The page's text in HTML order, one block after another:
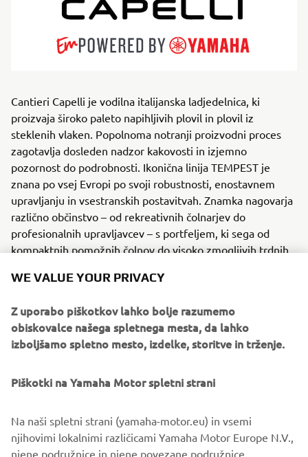
Cantieri Capelli je vodilna italijanska ladjedelnica, ki
proizvaja široko paleto napihljivih plovil in plovil iz
steklenih vlaken. Popolnoma notranji proizvodni proces
zagotavlja dosleden nadzor kakovosti in izjemno
pozornost do podrobnosti. Ikonična linija TEMPEST je
znana po vsej Evropi po svoji robustnosti, enostavnem
upravljanju in vsestranskih postavitvah. Znamka nagovarja
različno občinstvo – od rekreativnih čolnarjev do
profesionalnih upravljavcev – s portfeljem, ki sega od
kompaktnih pomožnih čolnov do visoko zmogljivih trdnih
Vsak model združuje italijanski slog z zanesljivo
zmogljivostjo, blesti pri križarjenju,
potapljanju ali zahtevnih profesionalnih nalogah. Capelli, ki
ga poganja R&D ter najnaprednejša
na vodi.
WE VALUE YOUR PRIVACY
Z uporabo piškotkov lahko bolje razumemo
obiskovalce našega spletnega mesta, da lahko
izboljšamo spletno mesto, izdelke, storitve in trženje.
Piškotki na Yamaha Motor spletni strani
Na naši spletni strani (yamaha-motor.eu) in vsemi
njihovimi lokalnimi različicami Yamaha Motor Europe N.V.,
njene podružnice in njene povezane podružnice